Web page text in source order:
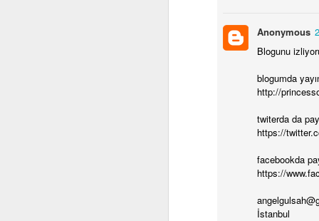
Anonymous
Blogunu
blogumda
http://
twiterda da
https://
facebookda
https://
İstanbul